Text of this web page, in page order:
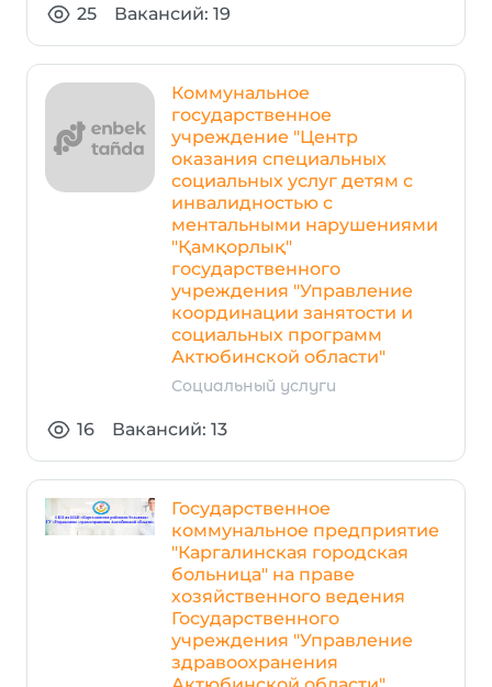
25 Вакансий: 19
Коммунальное
государственное
учреждение "Центр
оказания специальных
социальных услуг детям с
инвалидностью с
ментальными нарушениями
"Қамқорлық"
государственного
учреждения "Управление
координации занятости и
социальных программ
Актюбинской области"
Социальный услуги
16 Вакансий: 13
Государственное
коммунальное предприятие
"Каргалинская городская
больница" на праве
хозяйственного ведения
Государственного
учреждения "Управление
здравоохранения